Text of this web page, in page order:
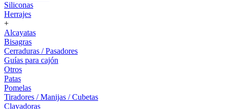
Siliconas
Herrajes
+
Alcayatas
Bisagras
Cerraduras / Pasadores
Guías para cajón
Otros
Patas
Pomelas
Tiradores / Manijas / Cubetas
Clavadoras